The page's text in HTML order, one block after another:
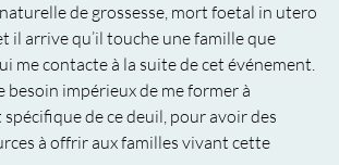
de grossesse, mort foetal in utero
il arrive qu’il touche une famille que
me contacte à la suite de cet événement.
besoin impérieux de me former à
spécifique de ce deuil, pour avoir des
à offrir aux familles vivant cette